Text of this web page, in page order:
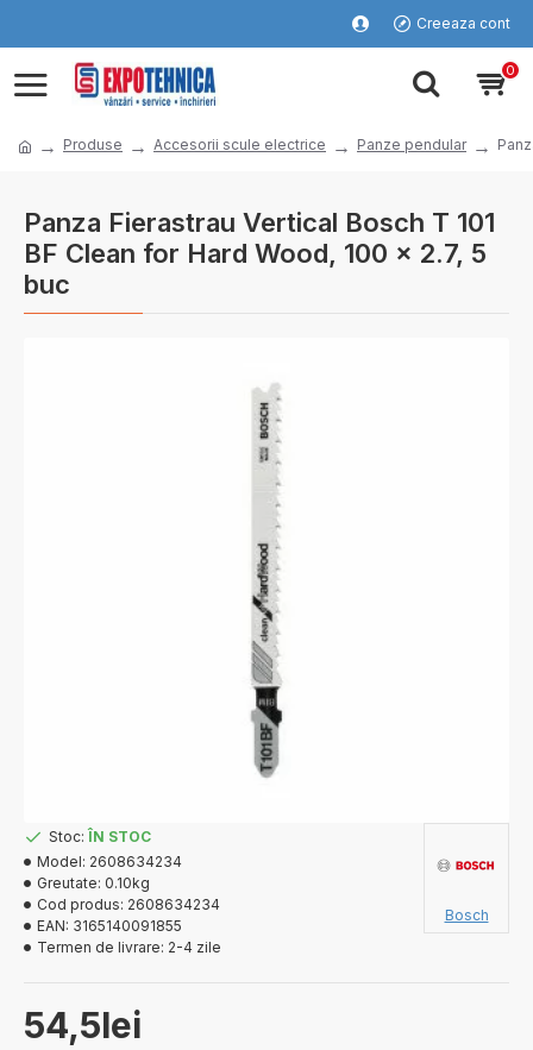
Creeaza cont
0
Produse Accesorii scule electrice Panze pendular
Panza Fierastrau Vertical Bosch T 101
BF Clean for Hard Wood, 100 x 2.7, 5
buc
54,5lei
Stoc: ÎN STOC
Model: 2608634234
Greutate: 0.10kg
Cod produs: 2608634234
EAN: 3165140091855
Termen de livrare: 2-4 zile
Bosch